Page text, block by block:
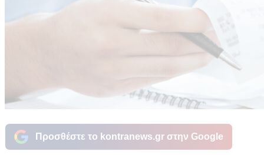
Προσθέστε το kontranews.gr στην Google